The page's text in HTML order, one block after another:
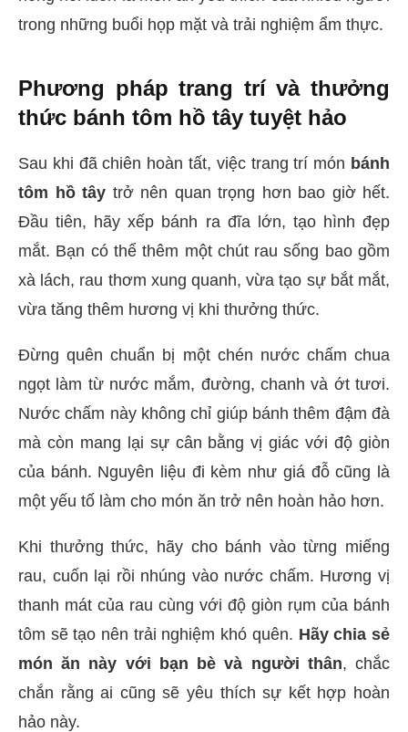
trong những buổi họp mặt và trải nghiệm ẩm thực.
Phương pháp trang trí và thưởng
thức bánh tôm hồ tây tuyệt hảo
Sau khi đã chiên hoàn tất, việc trang trí món bánh
tôm hồ tây trở nên quan trọng hơn bao giờ hết.
Đầu tiên, hãy xếp bánh ra đĩa lớn, tạo hình đẹp
mắt. Bạn có thể thêm một chút rau sống bao gồm
xà lách, rau thơm xung quanh, vừa tạo sự bắt mắt,
vừa tăng thêm hương vị khi thưởng thức.
Đừng quên chuẩn bị một chén nước chấm chua
ngọt làm từ nước mắm, đường, chanh và ớt tươi.
Nước chấm này không chỉ giúp bánh thêm đậm đà
mà còn mang lại sự cân bằng vị giác với độ giòn
của bánh. Nguyên liệu đi kèm như giá đỗ cũng là
một yếu tố làm cho món ăn trở nên hoàn hảo hơn.
Khi thưởng thức, hãy cho bánh vào từng miếng
rau, cuốn lại rồi nhúng vào nước chấm. Hương vị
thanh mát của rau cùng với độ giòn rụm của bánh
tôm sẽ tạo nên trải nghiệm khó quên. Hãy chia sẻ
món ăn này với bạn bè và người thân, chắc
chắn rằng ai cũng sẽ yêu thích sự kết hợp hoàn
hảo này.